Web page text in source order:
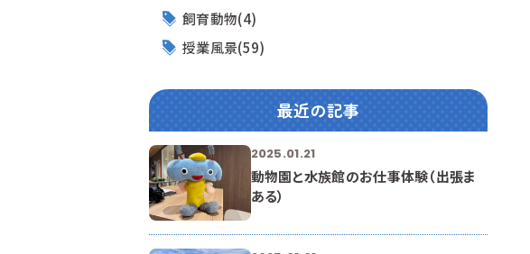
飼育動物(4)
授業風景(59)
最近の記事
2025.01.21
動物園と水族館のお仕事体験（出張ま
ある）